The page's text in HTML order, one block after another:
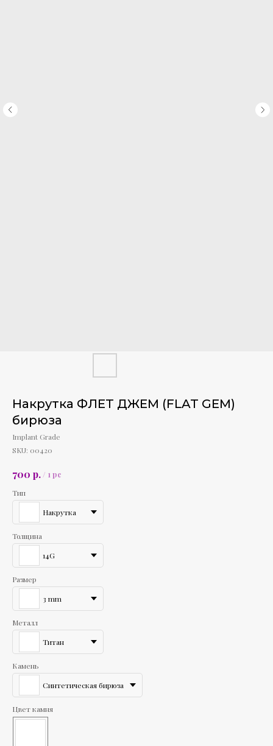
Накрутка ФЛЕТ ДЖЕМ (FLAT GEM)
бирюза
Implant Grade
SKU: 00420
700 р. / 1 pc
Тип
Накрутка
Толщина
14G
Размер
3 mm
Металл
Титан
Камень
Синтетическая бирюза
Цвет камня